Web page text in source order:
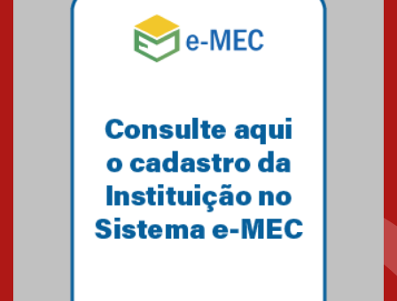
Mackenzie mobiliza campanha
solidária para apoiar famílias em
Minas Gerais
Primeiro culto do ano ressalta o
27.02.2026